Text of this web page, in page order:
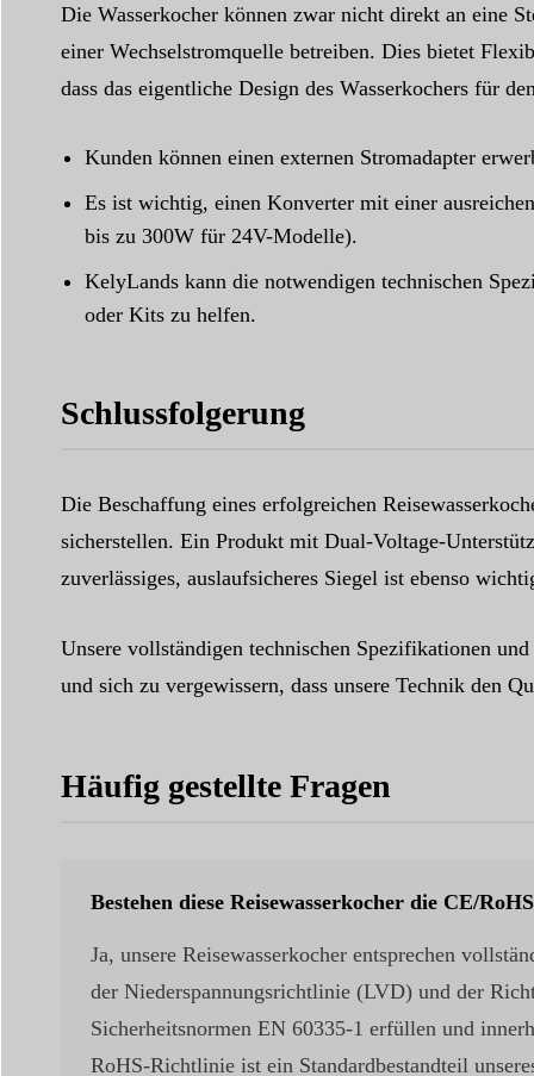
Die Wasserkocher können zwar nicht direkt an eine
einer Wechselstromquelle betreiben. Dies bietet
dass das eigentliche Design des Wasserkochers für
Kunden können einen externen Stromadapter
Es ist wichtig, einen Konverter mit einer
bis zu 300W für 24V-Modelle).
KelyLands kann die notwendigen technischen
oder Kits zu helfen.
Schlussfolgerung
Die Beschaffung eines erfolgreichen
sicherstellen. Ein Produkt mit Dual-Voltage-
zuverlässiges, auslaufsicheres Siegel ist ebenso
Unsere vollständigen technischen Spezifikationen
und sich zu vergewissern, dass unsere Technik den
Häufig gestellte Fragen
Bestehen diese Reisewasserkocher die CE/
Ja, unsere Reisewasserkocher entsprechen
der Niederspannungsrichtlinie (LVD) und der
Sicherheitsnormen EN 60335-1 erfüllen und
RoHS-Richtlinie ist ein Standardbestandteil